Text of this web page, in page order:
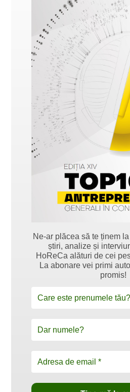
Ne-ar plăcea să te ținem
știri, analize și
HoReCa alături de cei
La abonare vei primi
promis!